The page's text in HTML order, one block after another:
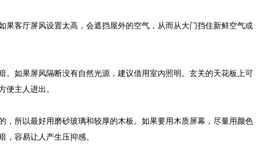
客厅屏风设置太高，会遮挡屋外的空气，从而从大门挡住新鲜空气或
如果屏风隔断没有自然光源，建议借用室内照明。玄关的天花板上可
便主人进出。
所以最好用磨砂玻璃和较厚的木板。如果要用木质屏幕，尽量用颜色
，容易让人产生压抑感。